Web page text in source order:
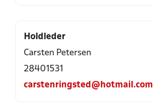
Holdleder
Carsten Petersen
28401531
carstenringsted@hotmail.com